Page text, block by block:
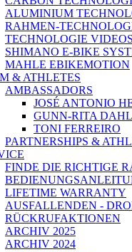
ALUMINIUM
RAHMEN-
TECHNOLOGIE VIDEOS
SHIMANO E-BIKE
MAHLE EBIKEMOTION
& ATHLETES
AMBASSADORS
JOSÉ ANTONIO
GUNN-RITA
TONI FERREIRO
PARTNERSHIPS &
FINDE DIE RICHTIGE
LIFETIME WARRANTY
AUSFALLENDEN -
RÜCKRUFAKTIONEN
ARCHIV 2025
ARCHIV 2024